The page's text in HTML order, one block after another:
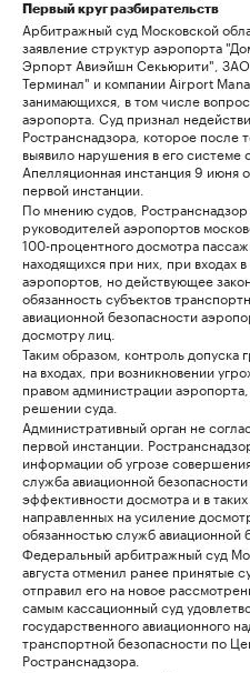
Первый круг разбирательств
Арбитражный суд Московской
заявление структур аэропорта
Эрпорт Авиэйшн Секьюрити",
Терминал" и компании Airport
занимающихся, в том числе
аэропорта. Суд признал
Ространснадзора, которое после
выявило нарушения в его системе
Апелляционная инстанция 9 июня
первой инстанции.
По мнению судов,
руководителей аэропортов
100-процентного досмотра
находящихся при них, при входах
аэропортов, но действующее
обязанность субъектов
авиационной безопасности
досмотру лиц.
Таким образом, контроль допуска
на входах, при возникновении
правом администрации
решении суда.
Административный орган не
первой инстанции.
информации об угрозе
служба авиационной
эффективности досмотра и в
направленных на усиление
обязанностью служб авиационной
Федеральный арбитражный суд
августа отменил ранее принятые
отправил его на новое
самым кассационный суд
государственного авиационного
транспортной безопасности по
Ространснадзора.